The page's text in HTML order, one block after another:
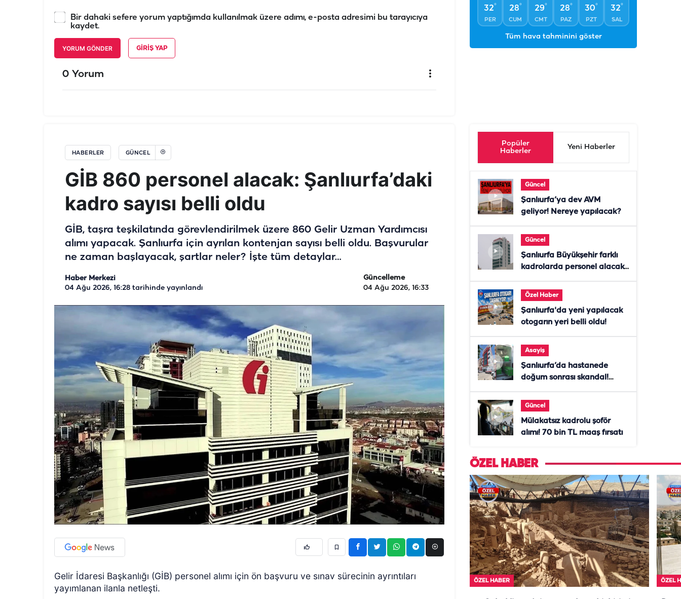
Bir dahaki sefere yorum yaptığımda kullanılmak üzere adımı, e-posta adresimi bu tarayıcıya
kaydet.
YORUM GÖNDER GIRIŞ YAP
0 Yorum
32°
PER
28°
CUM
29°
CMT
28°
PAZ
30°
PZT
32°
SAL
Tüm hava tahminini göster
HABERLER GÜNCEL
GİB 860 personel alacak: Şanlıurfa’daki
kadro sayısı belli oldu
GİB, taşra teşkilatında görevlendirilmek üzere 860 Gelir Uzman Yardımcısı
alımı yapacak. Şanlıurfa için ayrılan kontenjan sayısı belli oldu. Başvurular
ne zaman başlayacak, şartlar neler? İşte tüm detaylar…
Haber Merkezi
04 Ağu 2026, 16:28 tarihinde yayınlandı
Güncelleme
04 Ağu 2026, 16:33
Gelir İdaresi Başkanlığı (GİB) personel alımı için ön başvuru ve sınav sürecinin ayrıntıları
yayımlanan ilanla netleşti.
Popüler
Haberler
Yeni Haberler
Güncel
Şanlıurfa’ya dev AVM
geliyor! Nereye yapılacak?
Güncel
Şanlıurfa Büyükşehir farklı
kadrolarda personel alacak!
Özel Haber
Şanlıurfa'da yeni yapılacak
otogarın yeri belli oldu!
Asayiş
Şanlıurfa’da hastanede
doğum sonrası skandal!
Güncel
Mülakatsız kadrolu şoför
alımı! 70 bin TL maaş fırsatı
ÖZEL HABER
ÖZEL HABER ÖZEL